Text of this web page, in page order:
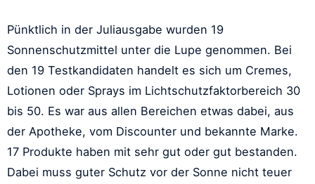
Pünktlich in der Juliausgabe wurden 19
Sonnenschutzmittel unter die Lupe genommen. Bei
den 19 Testkandidaten handelt es sich um Cremes,
Lotionen oder Sprays im Lichtschutzfaktorbereich 30
bis 50. Es war aus allen Bereichen etwas dabei, aus
der Apotheke, vom Discounter und bekannte Marke.
17 Produkte haben mit sehr gut oder gut bestanden.
Dabei muss guter Schutz vor der Sonne nicht teuer